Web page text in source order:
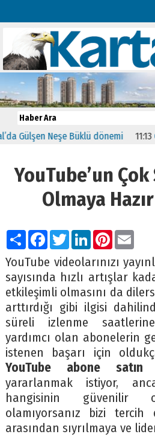
Neşe Büklü dönemi 11:13
YouTube’un
Olmaya Hazır
PaylaşFacebook
TwitterLinkedIn
Pinterest
Email
YouTube videolarınızı
sayısında hızlı artışlar
etkileşimli olmasını da
arttırdığı gibi ilgisi
süreli izlenme
yardımcı olan abonelerin
istenen başarı için
YouTube abone
yararlanmak istiyor,
hangisinin güvenilir
olamıyorsanız bizi tercih
arasından sıyrılmaya ve